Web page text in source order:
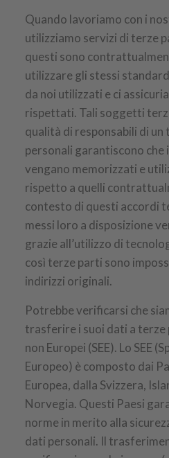
Quando lavoriamo con i
utilizziamo servizi di terze
questi sono
utilizzare gli stessi
da noi utilizzati e ci
rispettati. Tali soggetti
qualità di responsabili di
personali garantiscono che
vengano memorizzati e
rispetto a quelli
contesto di questi accordi
messi loro a disposizione
grazie all’utilizzo di
così terze parti sono
indirizzi originali.
Potrebbe verificarsi che
trasferire i suoi dati a terze
non Europei (SEE). Lo SEE
Europeo) è composto dai
Europea, dalla Svizzera,
Norvegia. Questi Paesi
norme in merito alla
dati personali. Il